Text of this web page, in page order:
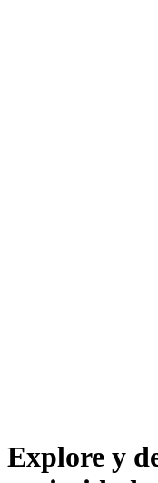
Explore y